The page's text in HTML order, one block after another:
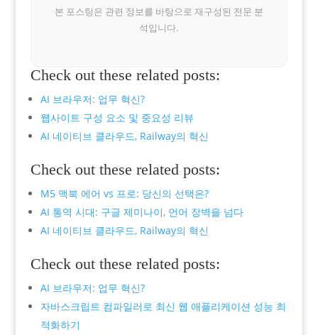
본 포스팅은 관련 정보를 바탕으로 재구성된 전문 분
석입니다.
Check out these related posts:
AI 브라우저: 업무 혁신?
웹사이트 구성 요소 및 중요성 리뷰
AI 네이티브 클라우드, Railway의 혁신
Check out these related posts:
M5 맥북 에어 vs 프로: 당신의 선택은?
AI 통역 시대: 구글 제미나이, 언어 장벽을 넘다
AI 네이티브 클라우드, Railway의 혁신
Check out these related posts:
AI 브라우저: 업무 혁신?
자바스크립트 컴파일러로 최신 웹 애플리케이션 성능 최
적화하기